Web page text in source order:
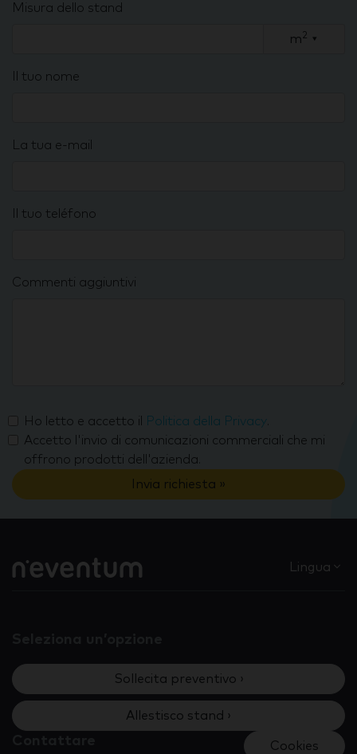
Misura dello stand
m2 ▾
Il tuo nome
La tua e-mail
Il tuo teléfono
Commenti aggiuntivi
Ho letto e accetto il Politica della Privacy
Accetto l'invio di comunicazioni commerciali che mi
offrono prodotti dell'azienda.
Invia richiesta »
Lingua
Sollecita preventivo ›
Allestisco stand ›
Cookies